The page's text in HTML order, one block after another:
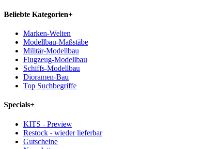
Beliebte Kategorien+
Marken-Welten
Modellbau-Maßstäbe
Militär-Modellbau
Flugzeug-Modellbau
Schiffs-Modellbau
Dioramen-Bau
Top Suchbegriffe
Specials+
KITS - Preview
Restock - wieder lieferbar
Gutscheine